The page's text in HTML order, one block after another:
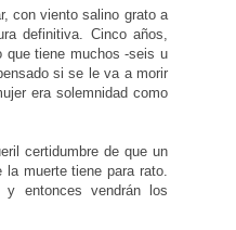
con viento salino grato a
definitiva. Cinco años,
que tiene muchos -seis u
si se le va a morir
era solemnidad como
certidumbre de que un
la muerte tiene para rato.
y entonces vendrán los